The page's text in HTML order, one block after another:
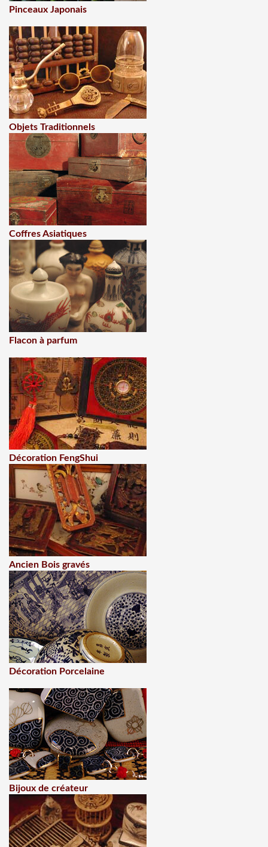
Pinceaux Japonais
Objets Traditionnels
Coffres Asiatiques
Flacon à parfum
Décoration FengShui
Ancien Bois gravés
Décoration Porcelaine
Bijoux de créateur